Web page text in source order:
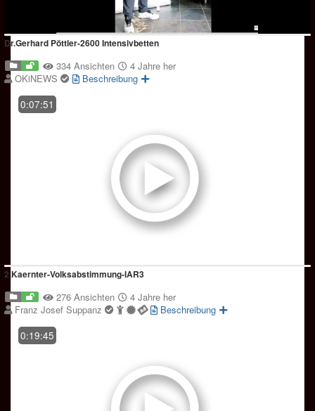
Dr.Gerhard Pöttler-2600 Intensivbetten
334 Ansichten
4 Jahre her
OKiNEWS
Beschreibung
0:07:51
2.Kaernter-Volksabstimmung-IAR3
276 Ansichten
4 Jahre her
Franz Josef Suppanz
Beschreibung
0:19:45